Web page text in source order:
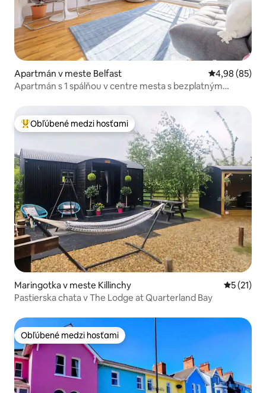
Apartmán v meste Belfast Priemerné
4,98 (85)
Apartmán s 1 spálňou v centre mesta s bezplatným
Najobľúbenejšie medzi hosťami
Obľúbené medzi hosťami
Maringotka v meste Killinchy
5 (21)
Pastierska chata v The Lodge at Quarterland Bay
Obľúbené medzi hosťami
Obľúbené medzi hosťami